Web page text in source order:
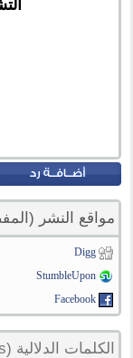
مواقع النشر
Digg
StumbleUpon
Facebook
الكلمات الدلالية (Tags)